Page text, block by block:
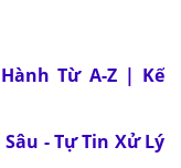
Từ A-Z | Kế
- Tự Tin Xử Lý